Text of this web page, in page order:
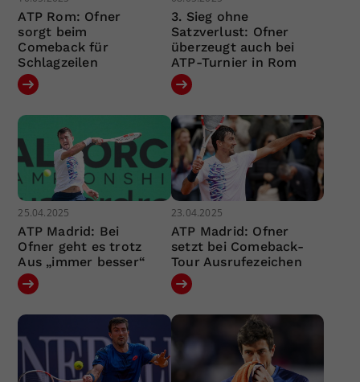
ATP Rom: Ofner
sorgt beim
Comeback für
Schlagzeilen
3. Sieg ohne
Satzverlust: Ofner
überzeugt auch bei
ATP-Turnier in Rom
25.04.2025
ATP Madrid: Bei
Ofner geht es trotz
Aus „immer besser“
23.04.2025
ATP Madrid: Ofner
setzt bei Comeback-
Tour Ausrufezeichen